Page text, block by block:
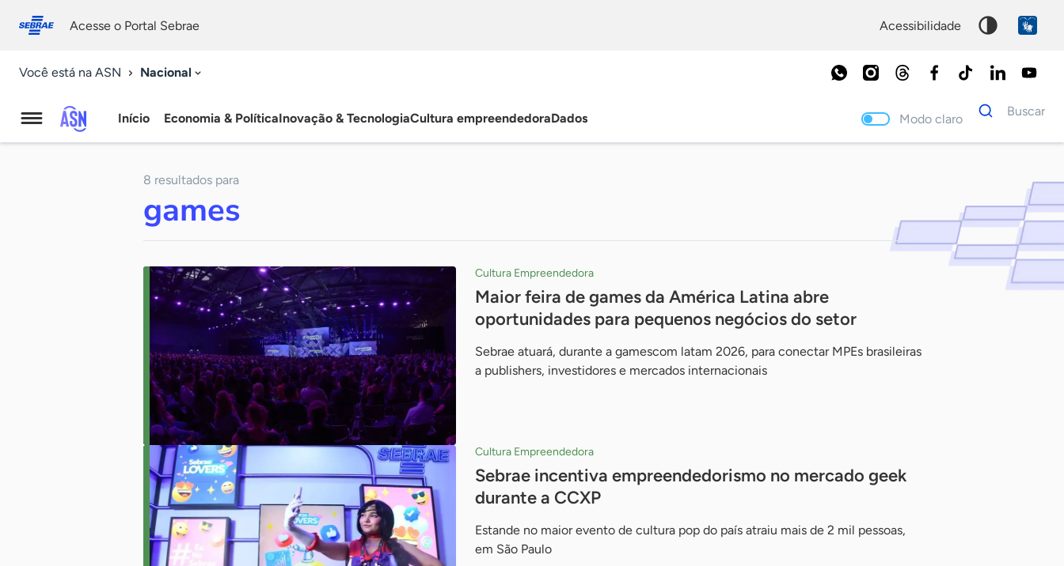
conosco
Acesse o Portal Sebrae acessibilidade
Você está na ASN Nacional
Agência
Notícias
Início Economia & PolíticaInovação & TecnologiaCultura empreendedoraDados Modo claro
Dados
para
Buscar
8 resultados para
games
Cultura Empreendedora
Maior feira de games da América Latina abre
oportunidades para pequenos negócios do setor
Sebrae atuará, durante a gamescom latam 2026, para conectar MPEs brasileiras
a publishers, investidores e mercados internacionais
Cultura Empreendedora
Sebrae incentiva empreendedorismo no mercado geek
durante a CCXP
Estande no maior evento de cultura pop do país atraiu mais de 2 mil pessoas,
em São Paulo